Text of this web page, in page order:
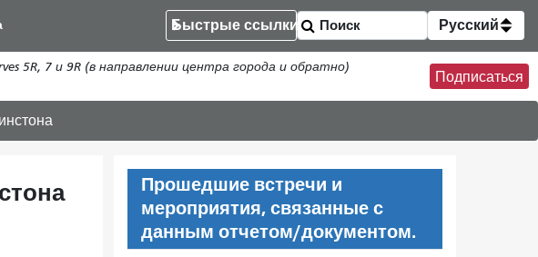
Быстрые ссылки Русский
7 и 9R (в направлении центра города и обратно)
Подписаться
Прошедшие встречи и
мероприятия, связанные с
данным отчетом/документом.